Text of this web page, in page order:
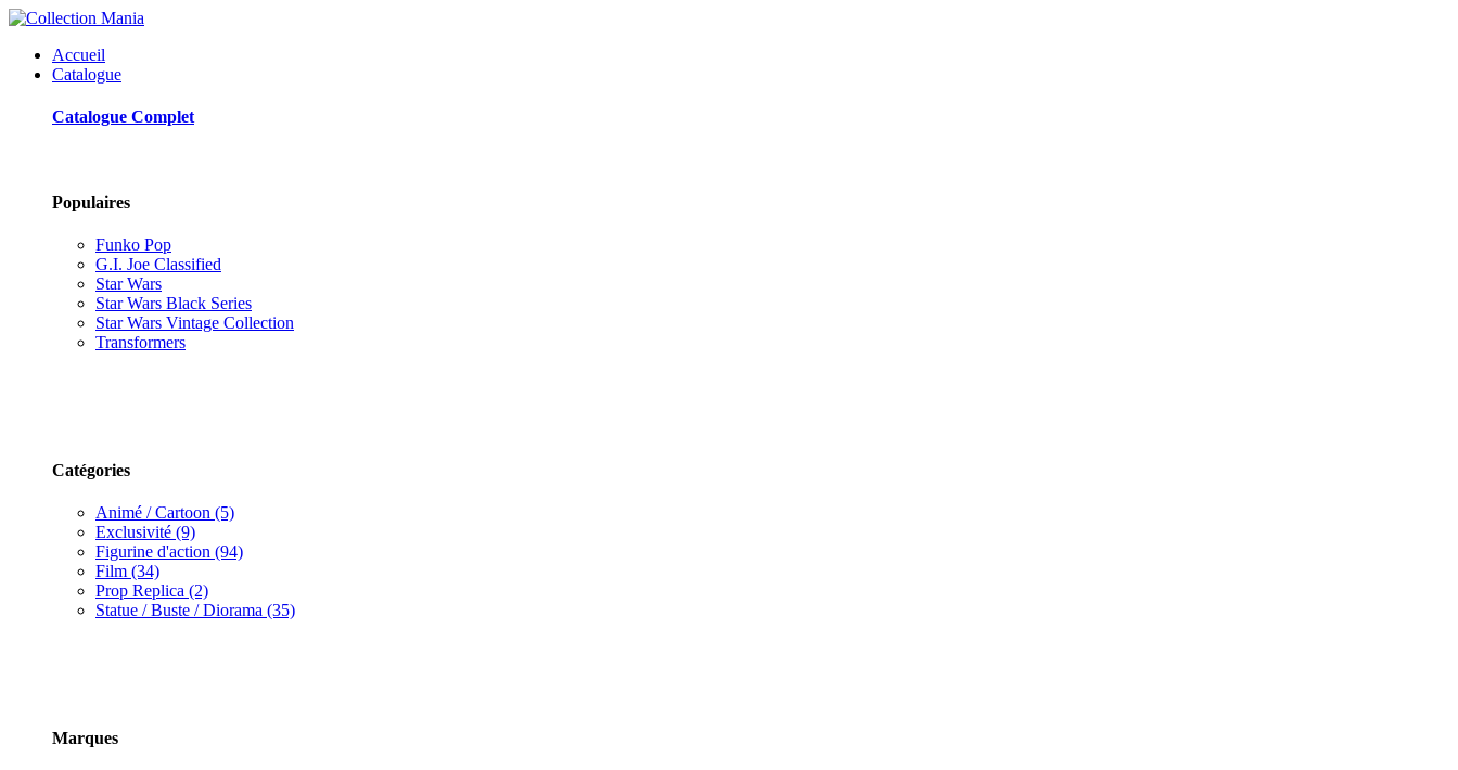
Accueil
Catalogue
Catalogue Complet
Populaires
Funko Pop
G.I. Joe Classified
Star Wars
Star Wars Black Series
Star Wars Vintage Collection
Transformers
Catégories
Animé / Cartoon (5)
Exclusivité (9)
Figurine d'action (94)
Film (34)
Prop Replica (2)
Statue / Buste / Diorama (35)
Marques